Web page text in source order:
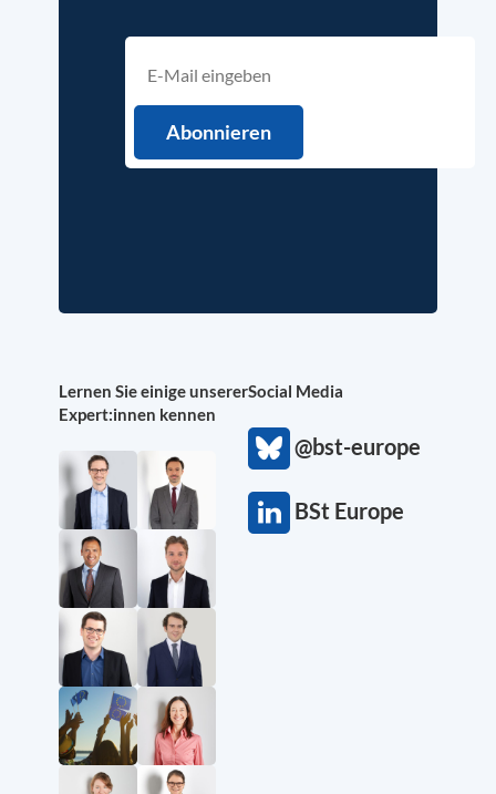
Lernen Sie einige unserer
Expert:innen kennen
Social Media
@bst-europe
BSt Europe